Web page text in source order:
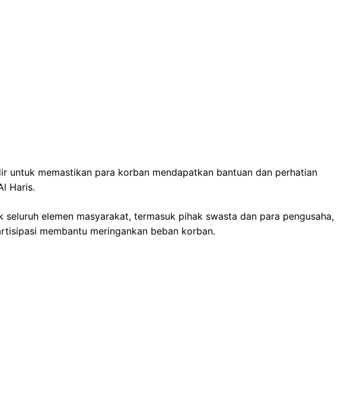
untuk memastikan para korban mendapatkan bantuan dan perhatian
Haris.
seluruh elemen masyarakat, termasuk pihak swasta dan para pengusaha,
membantu meringankan beban korban.